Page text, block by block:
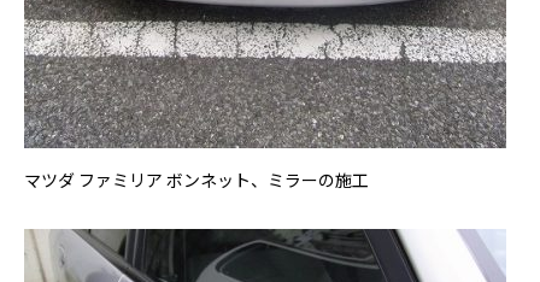
マツダ ファミリア ボンネット、ミラーの施工